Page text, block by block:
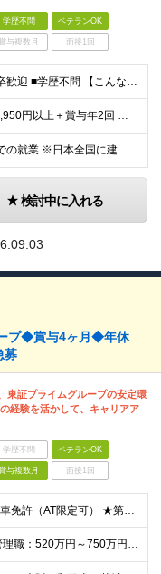
学歴不問 ベテランOK
与複数月 面接1回
■未経験歓迎・第二新卒歓迎 ■学歴不問 【こんな方はぜひご応募ください】 ■大手ゼネコンのプロジェクトに関わってみたい ■福利厚生が整った会社で働きたい ■年収アップを狙いたい ■スケールの大きな仕
【正社員】 月給24万8,950円以上＋賞与年2回 ※年齢・経験・スキル等を考慮の上、当社規定により決定します。 ※残業代、通勤交通費は別途全額支給しています。 【契約社員】 月給28万2,080円
■全国各地での派遣先での就業 ※日本全国に建設技術者のニーズがあります。U・Iターン希望の方も歓迎しておりますので、ご希望を気軽にお聞かせください。 ◆本社／東京都港区赤坂3-8-15 THE AK
検討中に入れる
ープ◆賞与4ヶ月◆年休
募
東証プライムグループの安定環
経験を活かして、キャリアア
学歴不問 ベテランOK
与複数月 面接1回
◆高卒以上◆普通自動車免許（AT限定可） ★第二新卒歓迎 ★プラント業界以外での施工管理経験者歓迎 【こんな方は向いています】 ・施工管理のスキルを活かして働きたい ・安定企業で長く働きたい ・チ
【想定年収】 ★施工管理職：520万円～750万円 ※上記年収は残業時間40時間／月相当の金額を含みます。 月給25万円～35万円＋賞与年2回（原則固定支給額4ヵ月分）＋諸手当（残業手当全額など）